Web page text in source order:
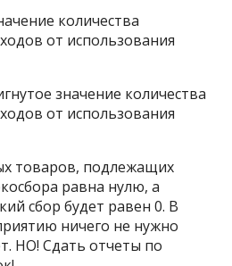
количества
от использования
значение количества
от использования
товаров, подлежащих
равна нулю, а
сбор будет равен 0. В
ничего не нужно
НО! Сдать отчеты по